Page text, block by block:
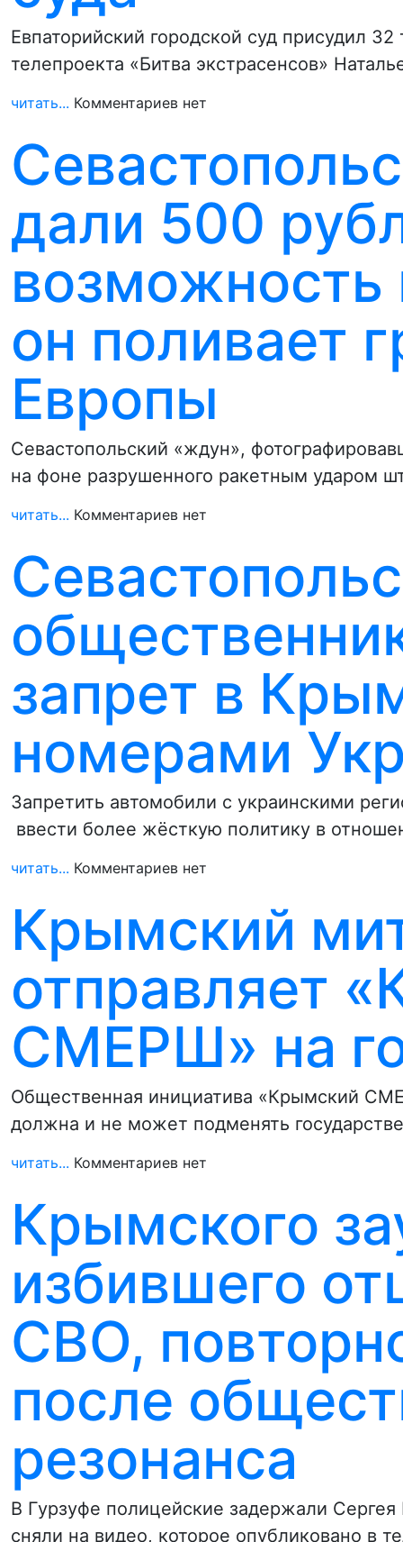
Евпаторийский городской суд присудил
телепроекта «Битва экстрасенсов»
читать... Комментариев нет
дали 500
возможность
он поливает
Европы
Севастопольский «ждун»,
на фоне разрушенного ракетным ударом
читать... Комментариев нет
запрет в
номерами
Запретить автомобили с украинскими
ввести более жёсткую политику в
читать... Комментариев нет
Крымский
отправляет
СМЕРШ» на
Общественная инициатива «Крымский
должна и не может подменять
читать... Комментариев нет
Крымского
избившего
СВО,
после
резонанса
В Гурзуфе полицейские задержали
сняли на видео, которое опубликовано в